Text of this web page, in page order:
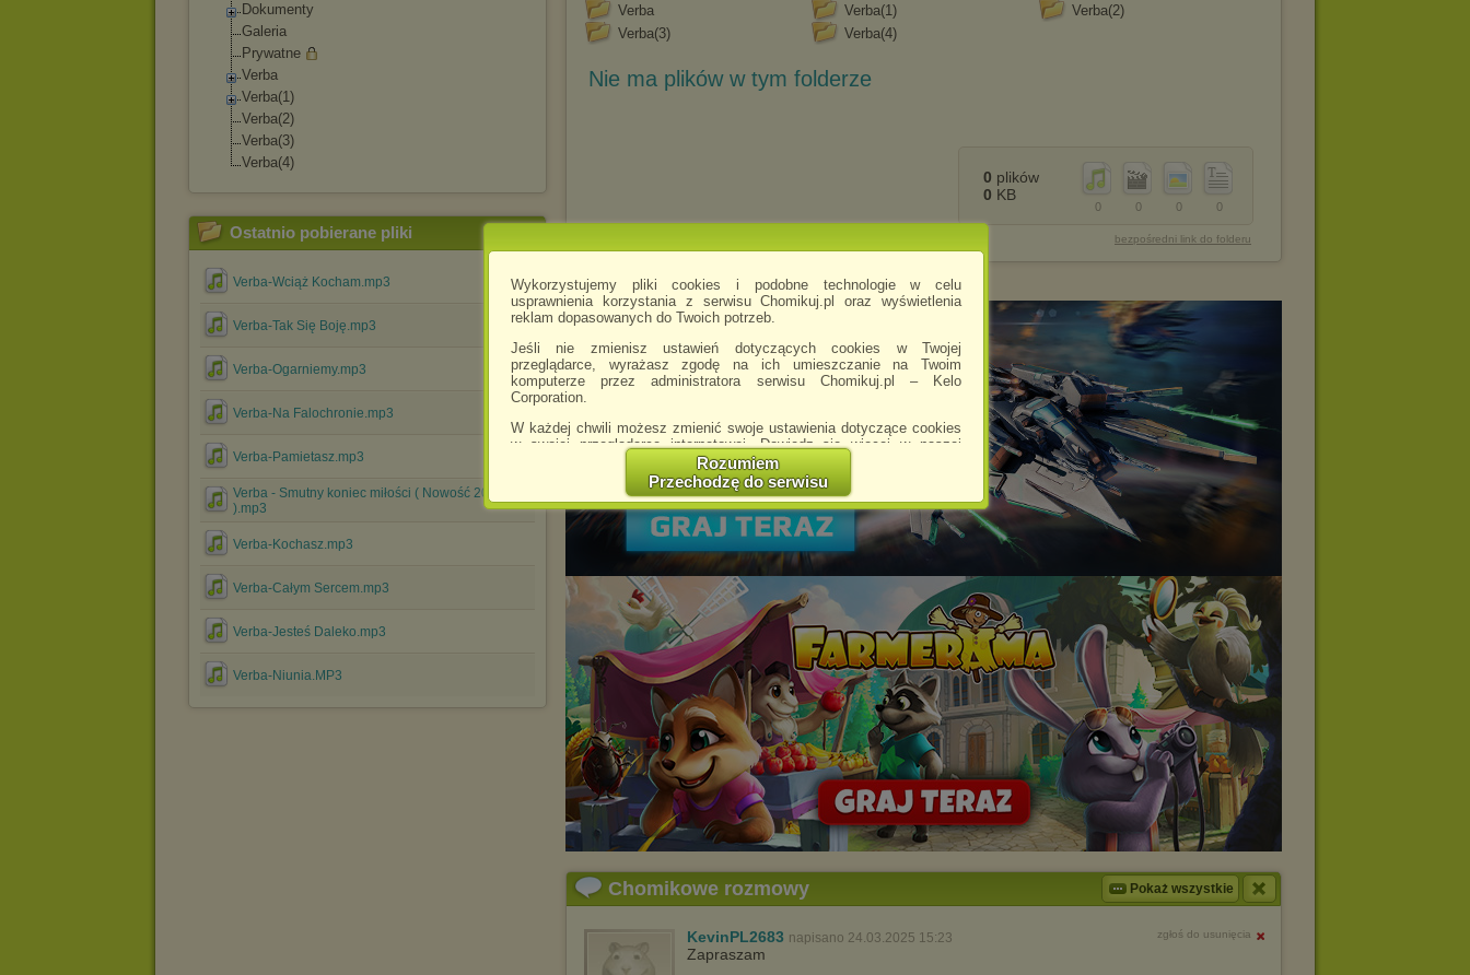
Wykorzystujemy pliki cookies i podobne technologie w celu
usprawnienia korzystania z serwisu Chomikuj.pl oraz wyświetlenia
reklam dopasowanych do Twoich potrzeb.
Jeśli nie zmienisz ustawień dotyczących cookies w Twojej
przeglądarce, wyrażasz zgodę na ich umieszczanie na Twoim
komputerze przez administratora serwisu Chomikuj.pl – Kelo
Corporation.
W każdej chwili możesz zmienić swoje ustawienia dotyczące cookies
w swojej przeglądarce internetowej. Dowiedz się więcej w naszej
http://chomikuj.pl/PolitykaPrywatnosci.aspx
Jednocześnie informujemy że zmiana ustawień przeglądarki może
spowodować ograniczenie korzystania ze strony Chomikuj.pl.
W przypadku braku twojej zgody na akceptację cookies niestety
prosimy o opuszczenie serwisu chomikuj.pl.
Wykorzystanie plików cookiesprzezZaufanych Partnerów
(dostosowanie reklam do Twoich potrzeb, analiza skuteczności działań
marketingowych).
Wyrażenie sprzeciwu spowoduje, że wyświetlana Ci reklama nie
będzie dopasowana do Twoich preferencji, a będzie to reklama
wyświetlona przypadkowo.
Istnieje możliwość zmiany ustawień przeglądarki internetowej w
sposób uniemożliwiający przechowywanie plików cookies na
urządzeniu końcowym. Można również usunąć pliki cookies,
dokonując odpowiednich zmian w ustawieniach przeglądarki
internetowej.
Pełną informację na ten temat znajdziesz pod adresem
http://chomikuj.pl/PolitykaPrywatnosci.aspx.
Rozumiem
Przechodzę do serwisu
Dokumenty
Galeria
Prywatne
Verba
Verba(1)
Verba(2)
Verba(3)
Verba(4)
Ostatnio pobierane pliki
Verba-Wciąż Kocham.mp3
Verba-Tak Się Boję.mp3
Verba-Ogarniemy.mp3
Verba-Na Falochronie.mp3
Verba-Pamietasz.mp3
Verba - Smutny koniec miłości ( Nowość 2022
).mp3
Verba-Kochasz.mp3
Verba-Całym Sercem.mp3
Verba-Jesteś Daleko.mp3
Verba-Niunia.MP3
Verba
Verba(1)
Verba(2)
Verba(3)
Verba(4)
Nie ma plików w tym folderze
0
0
0
0
0 plików
0 KB
bezpośredni link do folderu
Chomikowe rozmowy Pokaż wszystkie
KevinPL2683 napisano 24.03.2025 15:23 zgłoś do usunięcia
Zapraszam